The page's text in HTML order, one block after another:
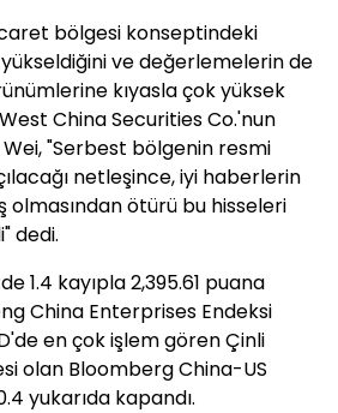
bölgesi konseptindeki
ve değerlemelerin de
kıyasla çok yüksek
China Securities Co.'nun
"Serbest bölgenin resmi
netleşince, iyi haberlerin
olmasından ötürü bu hisseleri
dedi.
1.4 kayıpla 2,395.61 puana
China Enterprises Endeksi
en çok işlem gören Çinli
olan Bloomberg China-US
yukarıda kapandı.